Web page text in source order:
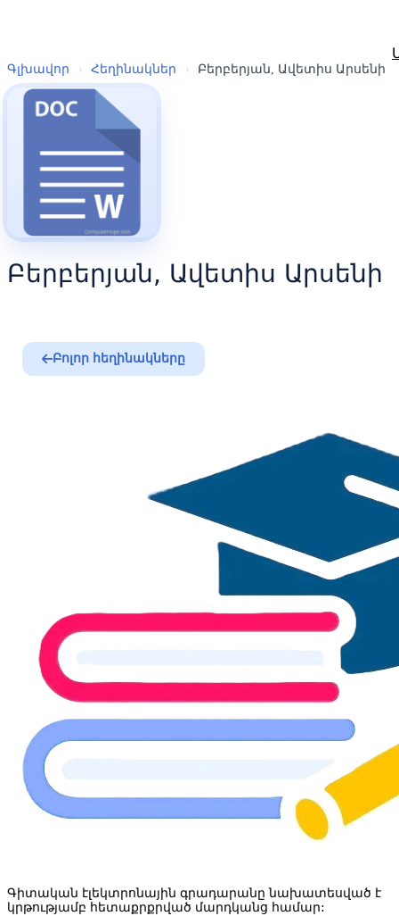
Գլխավոր › Հեղինակներ › Բերբերյան, Ավետիս Արսենի
Բերբերյան, Ավետիս Արսենի
Բոլոր հեղինակները
Գիտական էլեկտրոնային գրադարանը նախատեսված է
կրթությամբ հետաքրքրված մարդկանց համար: